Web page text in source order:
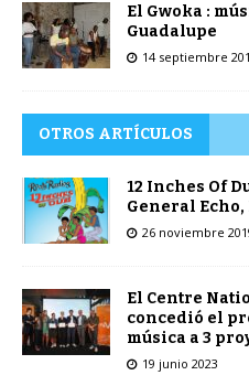
El Gwoka :
Guadalupe
14 septiembre
OTROS ARTÍCULOS
12 Inches Of
General Echo,
26 noviembre
El Centre
concedió el
música a 3
19 junio 2023